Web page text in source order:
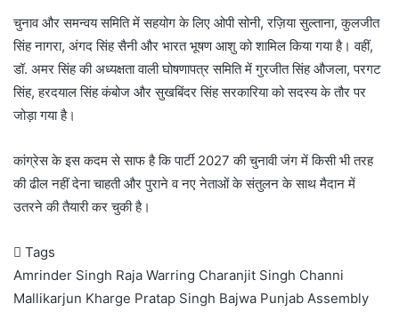
चुनाव और समन्वय समिति में सहयोग के लिए ओपी सोनी, रज़िया सुल्ताना, कुलजीत
सिंह नागरा, अंगद सिंह सैनी और भारत भूषण आशु को शामिल किया गया है। वहीं,
डॉ. अमर सिंह की अध्यक्षता वाली घोषणापत्र समिति में गुरजीत सिंह औजला, परगट
सिंह, हरदयाल सिंह कंबोज और सुखबिंदर सिंह सरकारिया को सदस्य के तौर पर
जोड़ा गया है।
कांग्रेस के इस कदम से साफ है कि पार्टी 2027 की चुनावी जंग में किसी भी तरह
की ढील नहीं देना चाहती और पुराने व नए नेताओं के संतुलन के साथ मैदान में
उतरने की तैयारी कर चुकी है।
Tags
Amrinder Singh Raja Warring Charanjit Singh Channi
Mallikarjun Kharge Pratap Singh Bajwa Punjab Assembly